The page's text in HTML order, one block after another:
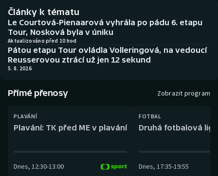
Basketbal
Biatlon
Boby a skeleton
Box
Curling
Historické návraty
Aplikace ČT sport
AZ kvíz
Články k tématu
Le Courtová-Pienaarová vyhrála po pádu 6. etapu
Tour, Nosková byla v úniku
Aktualizováno před 10 hod
Pátou etapu Tour ovládla Volleringová, na vedoucí
Reusserovou ztrácí už jen 12 sekund
5. 8. 2026
Přímé přenosy Zobrazit program
PLAVÁNÍ
Plavání: TK před ME v plavání
Dnes, 12:30-13:00
FOTBAL
Druhá fotbalová
Dnes, 17:35-19:55